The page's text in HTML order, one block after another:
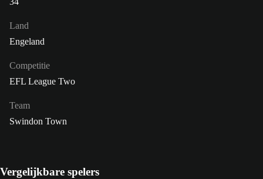
Land
Engeland
Competitie
EFL League Two
Team
Swindon Town
Vergelijkbare spelers